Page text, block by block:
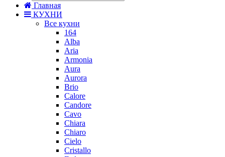
Главная
КУХНИ
Все кухни
164
Alba
Aria
Armonia
Aura
Aurora
Brio
Calore
Candore
Cavo
Chiara
Chiaro
Cielo
Cristallo